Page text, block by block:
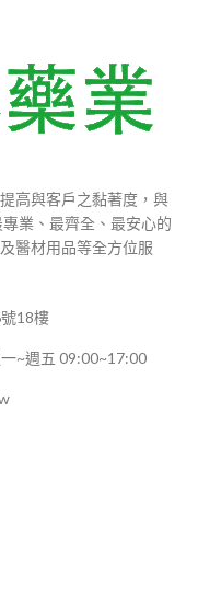
高與客戶之黏著度，與
業、最齊全、最安心的
醫材用品等全方位服
18樓
~週五 09:00~17:00